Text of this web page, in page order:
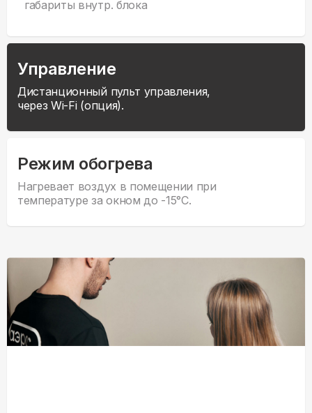
габариты внутр. блока
Управление
Дистанционный пульт управления,
через Wi-Fi (опция).
Режим обогрева
Нагревает воздух в помещении при
температуре за окном до -15°С.